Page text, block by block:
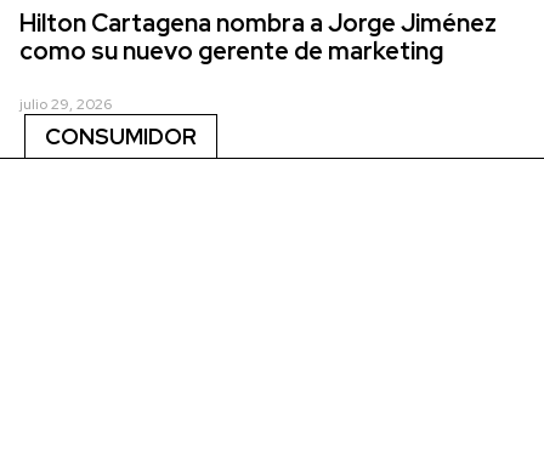
Hilton Cartagena nombra a Jorge Jiménez
como su nuevo gerente de marketing
julio 29, 2026
CONSUMIDOR